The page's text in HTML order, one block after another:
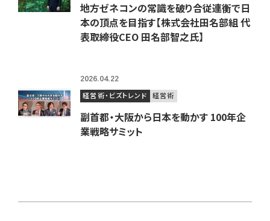
地方ゼネコンの常識を破り合従連衡で日
本の頂点を目指す【株式会社田名部組 代
表取締役CEO 田名部智之氏】
2026.04.22
経営術・ビズトレンド 経営術
副首都・大阪から日本を動かす 100年企
業戦略サミット